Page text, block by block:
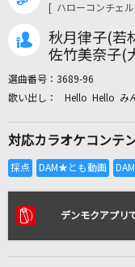
[生音]時代
[ ハローコンチェル
秋月律子(若
佐竹美奈子(
選曲番号： 3689-96
Hello Hello み
対応カラオケコンテ
デンモクアプリ